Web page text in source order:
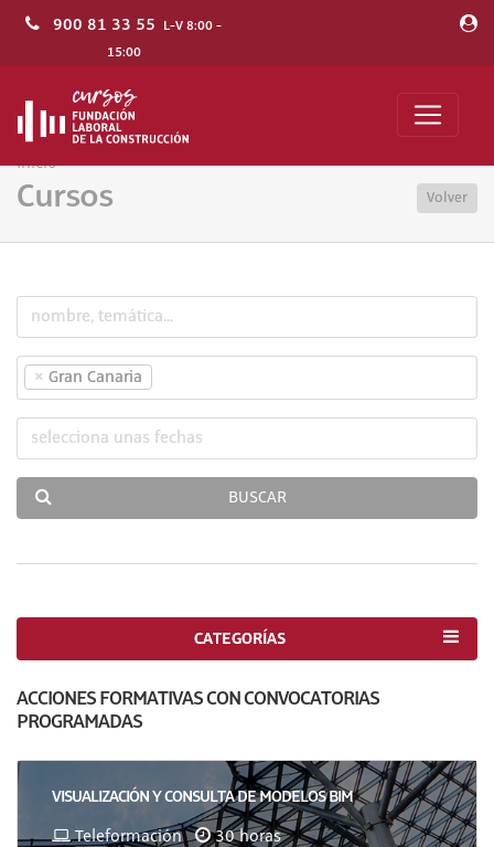
900 81 33 55 L-V 8:00 -
15:00
Inicio
Cursos Volver
× Gran Canaria
BUSCAR
CATEGORÍAS
ACCIONES FORMATIVAS CON CONVOCATORIAS
PROGRAMADAS
VISUALIZACIÓN Y CONSULTA DE MODELOS BIM
Teleformación 30 horas